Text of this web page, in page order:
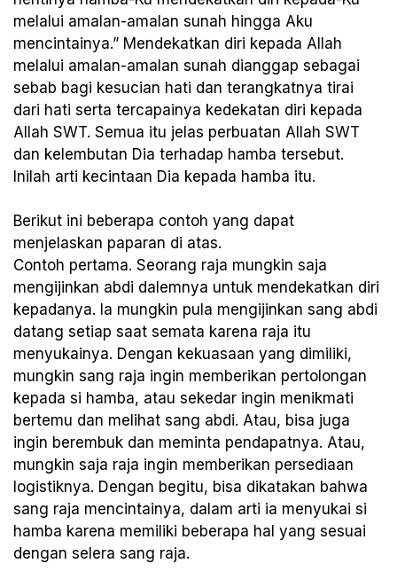
melalui amalan-amalan sunah hingga Aku
mencintainya.” Mendekatkan diri kepada Allah
melalui amalan-amalan sunah dianggap sebagai
sebab bagi kesucian hati dan terangkatnya tirai
dari hati serta tercapainya kedekatan diri kepada
Allah SWT. Semua itu jelas perbuatan Allah SWT
dan kelembutan Dia terhadap hamba tersebut.
Inilah arti kecintaan Dia kepada hamba itu.
Berikut ini beberapa contoh yang dapat
menjelaskan paparan di atas.
Contoh pertama. Seorang raja mungkin saja
mengijinkan abdi dalemnya untuk mendekatkan diri
kepadanya. Ia mungkin pula mengijinkan sang abdi
datang setiap saat semata karena raja itu
menyukainya. Dengan kekuasaan yang dimiliki,
mungkin sang raja ingin memberikan pertolongan
kepada si hamba, atau sekedar ingin menikmati
bertemu dan melihat sang abdi. Atau, bisa juga
ingin berembuk dan meminta pendapatnya. Atau,
mungkin saja raja ingin memberikan persediaan
logistiknya. Dengan begitu, bisa dikatakan bahwa
sang raja mencintainya, dalam arti ia menyukai si
hamba karena memiliki beberapa hal yang sesuai
dengan selera sang raja.